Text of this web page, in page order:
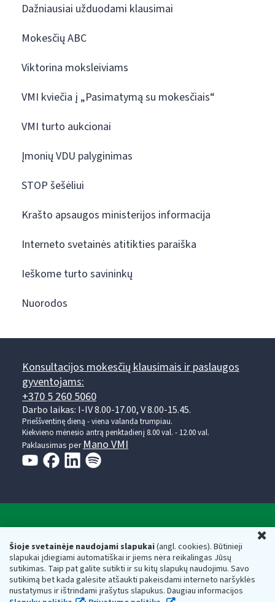
Šioje svetainėje naudojami slapukai(angl. cookies). Būtinieji
slapukai įdiegiami automatiškai ir jiems nėra reikalingas Jūsų
sutikimas. Taip pat galite sutikti ir su kitų slapukų naudojimu. Savo
sutikimą bet kada galėsite atšaukti pakeisdami interneto naršyklės
nustatymus ir ištrindami įrašytus slapukus. Daugiau informacijos
Dažniausiai užduodami klausimai
Mokesčių ABC
Viktorina moksleiviams
VMI kviečia į „Pasimatymą su mokesčiais“
VMI turto aukcionai
Įmonių VDU palyginimas
STOP šešėliui
Krašto apsaugos ministerijos informacija
Interneto svetainės atitikties paraiška
Ieškome turto savininkų
Nuorodos
Konsultacijos mokesčių klausimais ir paslaugos
gyventojams:
+370 5 260 5060
Darbo laikas: I-IV 8.00-17.00, V 8.00-15.45.
Prieššventinę dieną - viena valanda trumpiau.
Kiekvieno mėnesio antrą penktadienį 8.00 val. - 12.00 val.
Paklausimas per Mano VMI
Respublikos finansų ministerijos
Biudžetinė įstaiga. Juridinio asmens kodas — 188659752,
adresas: Vasario 16-osios g. 14, 01107 Vilnius, Lietuva, el.paštas:
vmi@vmi.lt, E. pristatymo dėžutės adresas 188659752
Duomenys apie Valstybinę mokesčių inspekciją prie Lietuvos